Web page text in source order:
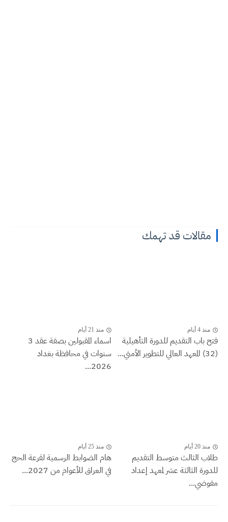
مقالات قد تهمك
منذ 4 أيام
فتح باب التقديم للدورة التأهيلية
(32) المعهد العالي للتطوير الأمني...
منذ 21 أيام
اسماء المقبولين بصفة عقد 3
سنوات في محافظة بغداد
2026...
منذ 20 أيام
طلاب الثالث متوسط التقديم
للدورة الثالثة عشر لمعهد إعداد
مفوضي...
منذ 25 أيام
هام الضوابط الرسمية لقرعة الحج
في العراق للأعوام من 2027...